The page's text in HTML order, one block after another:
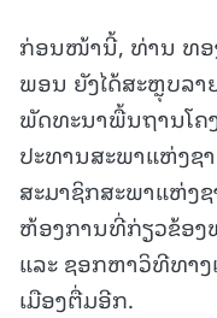
ກ່ອນໜ້ານີ້, ທ່ານ ທອງ
ພອນ ຍັງໄດ້ສະຫຼຸບລ
ພັດທະນາພື້ນຖານໂຄ
ປະທານສະພາແຫ່ງຊ
ສະມາຊິກສະພາແຫ່ງ
ຫ້ອງການທີ່ກ່ຽວຂ້ອງພ
ແລະ ຊອກຫາວິທີທາງ
ເມືອງຕື່ມອີກ.